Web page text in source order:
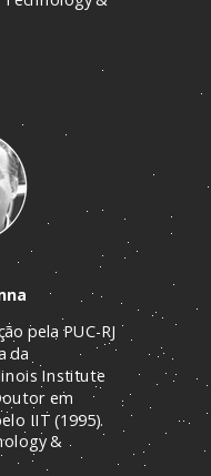
pela PUC-RJ
da
Institute
em
IIT (1995).
&